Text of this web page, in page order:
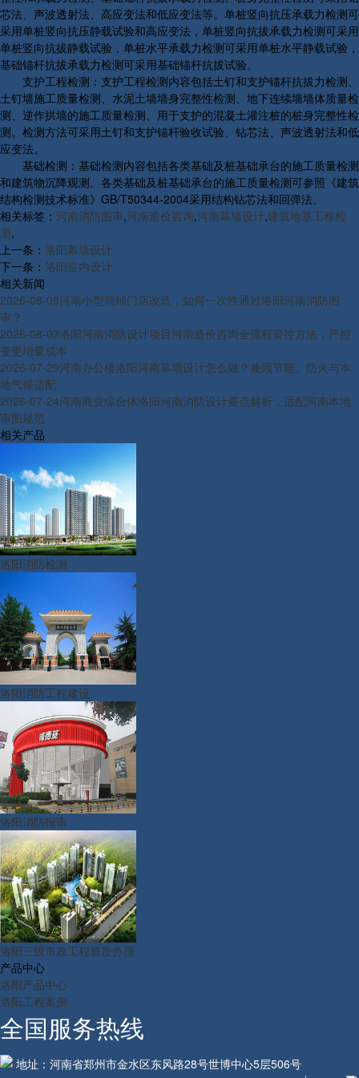
芯法、声波透射法、高应变法和低应变法等。单桩竖向抗压承载力检测可
采用单桩竖向抗压静载试验和高应变法，单桩竖向抗拔承载力检测可采用
单桩竖向抗拔静载试验，单桩水平承载力检测可采用单桩水平静载试验，
基础锚杆抗拔承载力检测可采用基础锚杆抗拔试验。
支护工程检测：支护工程检测内容包括土钉和支护锚杆抗拔力检测、
土钉墙施工质量检测、水泥土墙墙身完整性检测、地下连续墙墙体质量检
测、逆作拱墙的施工质量检测、用于支护的混凝土灌注桩的桩身完整性检
测。检测方法可采用土钉和支护锚杆验收试验、钻芯法、声波透射法和低
应变法。
基础检测：基础检测内容包括各类基础及桩基础承台的施工质量检测
和建筑物沉降观测。各类基础及桩基础承台的施工质量检测可参照《建筑
结构检测技术标准》GB/T50344-2004采用结构钻芯法和回弹法。
相关标签： 河南消防图审,河南造价咨询,河南幕墙设计,建筑地基工程检
测,
上一条： 洛阳幕墙设计
下一条： 洛阳室内设计
相关新闻
2026-08-08河南小型商铺门店改造，如何一次性通过洛阳河南消防图
审？
2026-08-03洛阳河南消防设计项目河南造价咨询全流程管控方法，严控
变更增量成本
2026-07-29河南办公楼洛阳河南幕墙设计怎么做？兼顾节能、防火与本
地气候适配
2026-07-24河南商业综合体洛阳河南消防设计要点解析，适配河南本地
审图规范
相关产品
洛阳消防检测
洛阳消防工程建设
洛阳消防报审
洛阳三级市政工程资质办理
产品中心
洛阳产品中心
洛阳工程案例
全国服务热线
地址：河南省郑州市金水区东风路28号世博中心5层506号